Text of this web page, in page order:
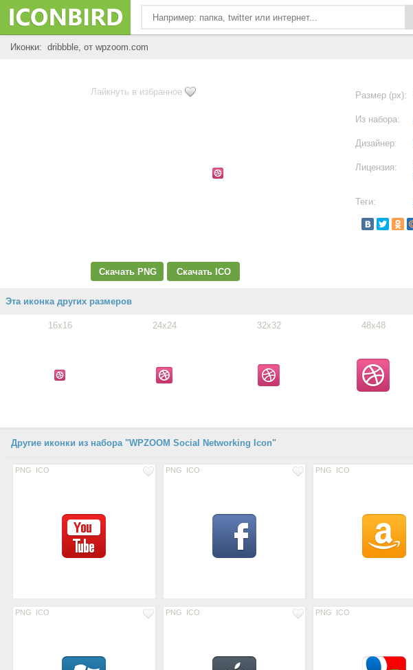
Иконки: dribbble, от wpzoom.com
Лайкнуть в избранное
Скачать PNG Скачать ICO
Размер (px):
Из набора:
Дизайнер:
Лицензия:
Теги:
Эта иконка других размеров
16x16 24x24 32x32 48x48
Другие иконки из набора "WPZOOM Social Networking Icon"
PNG ICO PNG ICO PNG ICO
PNG ICO PNG ICO PNG ICO